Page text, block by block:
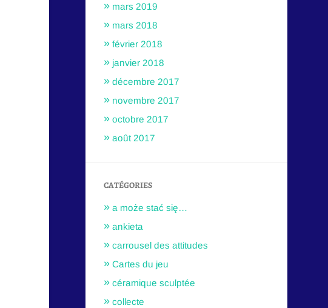
mars 2019
mars 2018
février 2018
janvier 2018
décembre 2017
novembre 2017
octobre 2017
août 2017
CATÉGORIES
a może stać się…
ankieta
carrousel des attitudes
Cartes du jeu
céramique sculptée
collecte